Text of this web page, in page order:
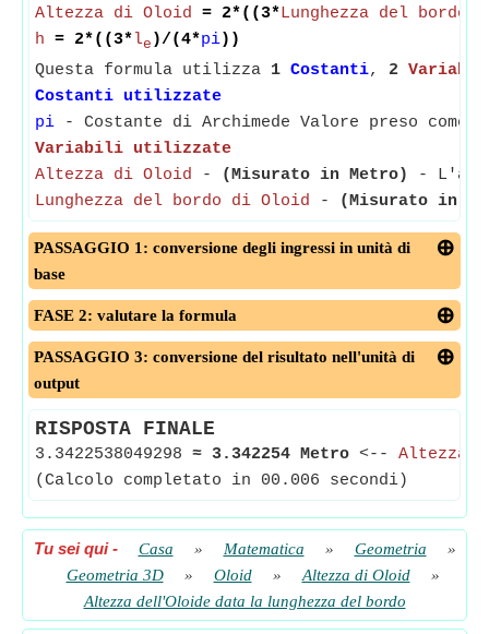
Altezza di Oloid = 2*((3*Lunghezza del bordo
h = 2*((3*le )/(4*pi))
Questa formula utilizza 1 Costanti, 2
Costanti utilizzate
pi - Costante di Archimede Valore preso come
Variabili utilizzate
Altezza di Oloid - (Misurato in Metro)
-
Lunghezza del bordo di Oloid - (Misurato in
PASSAGGIO 1: conversione degli ingressi in unità di
base
FASE 2: valutare la formula
PASSAGGIO 3: conversione del risultato nell'unità di
output
RISPOSTA FINALE
3.3422538049298 ≈ 3.342254 Metro <-- Altezza
(Calcolo completato in 00.006 secondi)
Tu sei qui- Casa » Matematica » Geometria
»
Geometria 3D
» Oloid » Altezza di Oloid
»
Altezza dell'Oloide data la lunghezza del bordo